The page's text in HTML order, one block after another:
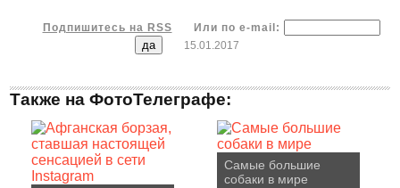
Подпишитесь на RSS
Или по e-mail:
15.01.2017
Также на ФотоТелеграфе:
Самые большие
собаки в мире